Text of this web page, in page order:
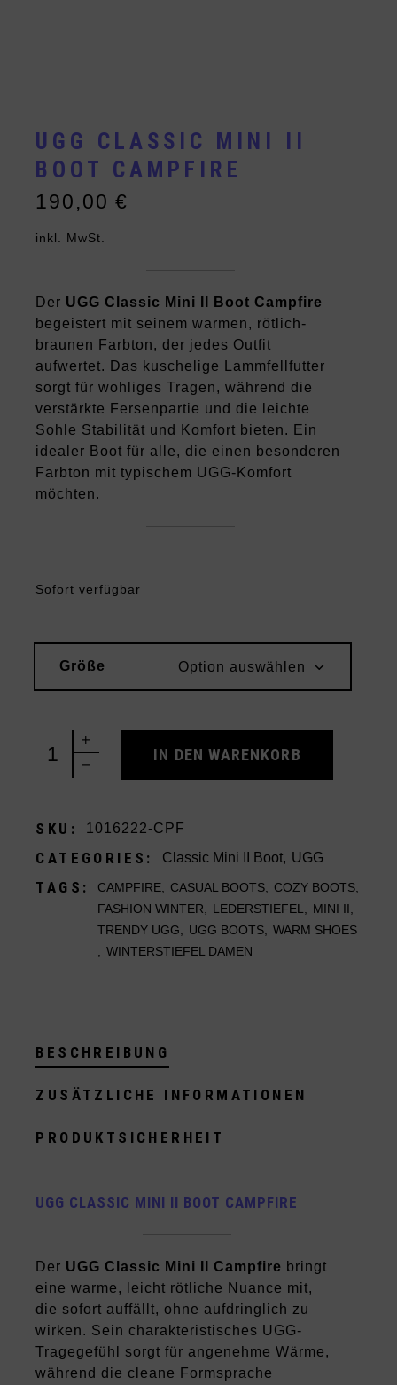
UGG CLASSIC MINI II
BOOT CAMPFIRE
190,00€
inkl. MwSt.
Der UGG Classic Mini II Boot Campfire
begeistert mit seinem warmen, rötlich-
braunen Farbton, der jedes Outfit
aufwertet. Das kuschelige Lammfellfutter
sorgt für wohliges Tragen, während die
verstärkte Fersenpartie und die leichte
Sohle Stabilität und Komfort bieten. Ein
idealer Boot für alle, die einen besonderen
Farbton mit typischem UGG-Komfort
möchten.
Sofort verfügbar
Größe Option auswählen
UGG Classic Mini II Boot Campfire quantity
IN DEN WARENKORB
SKU: 1016222-CPF
CATEGORIES: Classic Mini II Boot, UGG
TAGS: CAMPFIRE CASUAL BOOTS COZY BOOTS
FASHION WINTER
LEDERSTIEFEL MINI II
TRENDY UGG
UGG BOOTS ,WARM SHOES
,WINTERSTIEFEL DAMEN
BESCHREIBUNG
ZUSÄTZLICHE INFORMATIONEN
PRODUKTSICHERHEIT
UGG CLASSIC MINI II BOOT CAMPFIRE
Der UGG Classic Mini II Campfire bringt
eine warme, leicht rötliche Nuance mit,
die sofort auffällt, ohne aufdringlich zu
wirken. Sein charakteristisches UGG-
Tragegefühl sorgt für angenehme Wärme,
während die cleane Formsprache